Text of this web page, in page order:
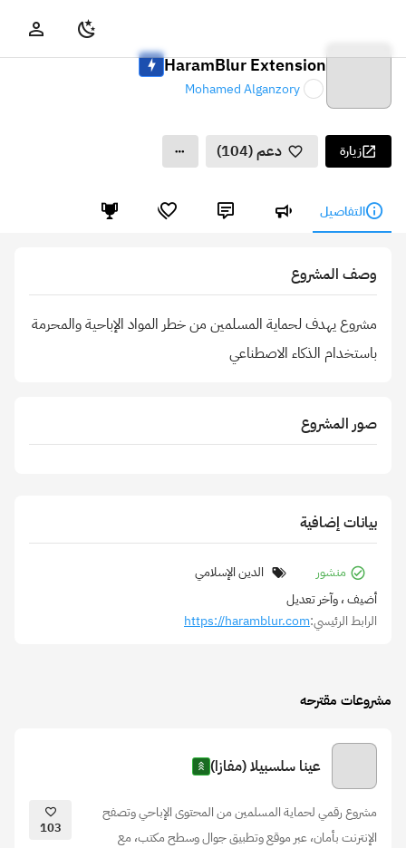
HaramBlur Extension
Mohamed Alganzory
زيارة دعم (104)
التفاصيل
وصف المشروع
مشروع يهدف لحماية المسلمين من خطر المواد الإباحية والمحرمة
باستخدام الذكاء الاصطناعي
صور المشروع
بيانات إضافية
منشور
الدين الإسلامي
أضيف، وآخر تعديل
الرابط الرئيسي:https://haramblur.com
مشروعات مقترحه
عينا سلسبيلا (مفازا)
مشروع رقمي لحماية المسلمين من المحتوى الإباحي وتصفح
الإنترنت بأمان، عبر موقع وتطبيق جوال وسطح مكتب، مع
103